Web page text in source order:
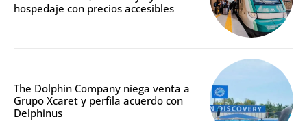
hospedaje con precios accesibles
The Dolphin Company niega venta a
Grupo Xcaret y perfila acuerdo con
Delphinus